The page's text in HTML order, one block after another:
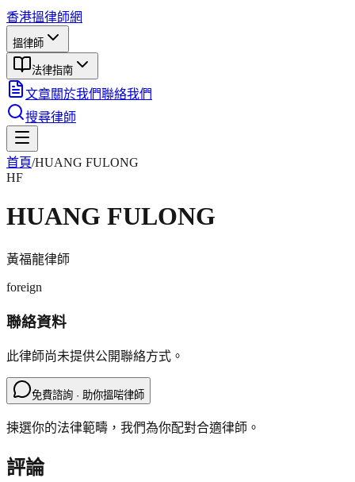
香港搵律師網
搵律師
法律指南
文章關於我們聯絡我們
搜尋律師
首頁/HUANG FULONG
HF
HUANG FULONG
黃福龍律師
foreign
聯絡資料
此律師尚未提供公開聯絡方式。
免費諮詢 · 助你搵啱律師
揀選你的法律範疇，我們為你配對合適律師。
評論